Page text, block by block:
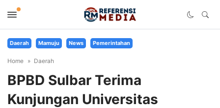
Daerah Mamuju News Pemerintahan
Home Daerah
BPBD Sulbar Terima
Kunjungan Universitas